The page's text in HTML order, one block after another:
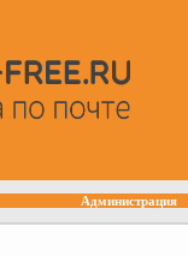
Администрация